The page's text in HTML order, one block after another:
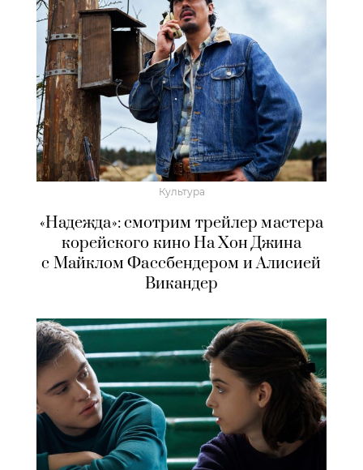
Культура
«Надежда»: смотрим трейлер мастера
корейского кино На Хон Джина
с Майклом Фассбендером и Алисией
Викандер